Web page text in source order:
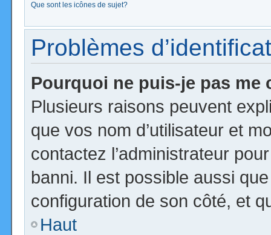
Que sont les icônes de sujet?
Problèmes
Pourquoi ne puis-je pas me
Plusieurs raisons peuvent
que vos nom d’utilisateur et
contactez l’administrateur
banni. Il est possible aussi
configuration de son côté, et
Haut